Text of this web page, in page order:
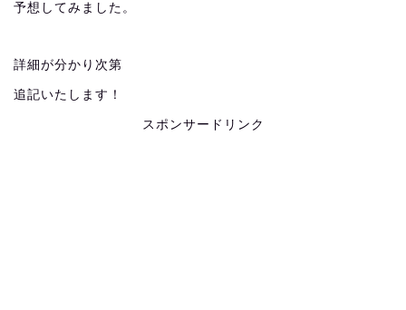
予想してみました。
詳細が分かり次第
追記いたします！
スポンサードリンク